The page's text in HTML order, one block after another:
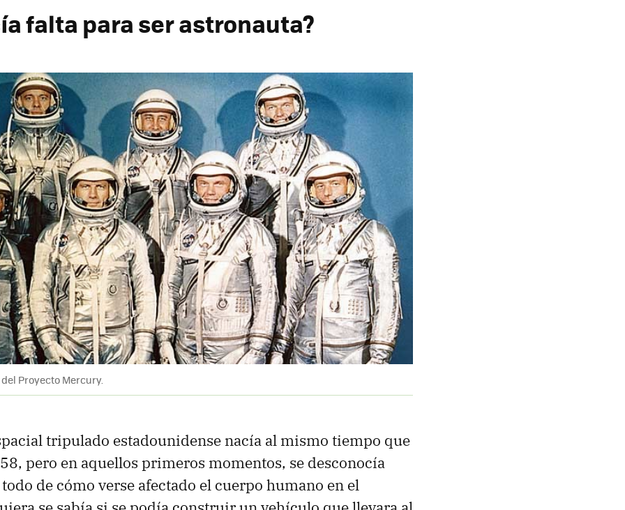
falta para ser astronauta?
Proyecto Mercury.
tripulado estadounidense nacía al mismo tiempo que
pero en aquellos primeros momentos, se desconocía
de cómo verse afectado el cuerpo humano en el